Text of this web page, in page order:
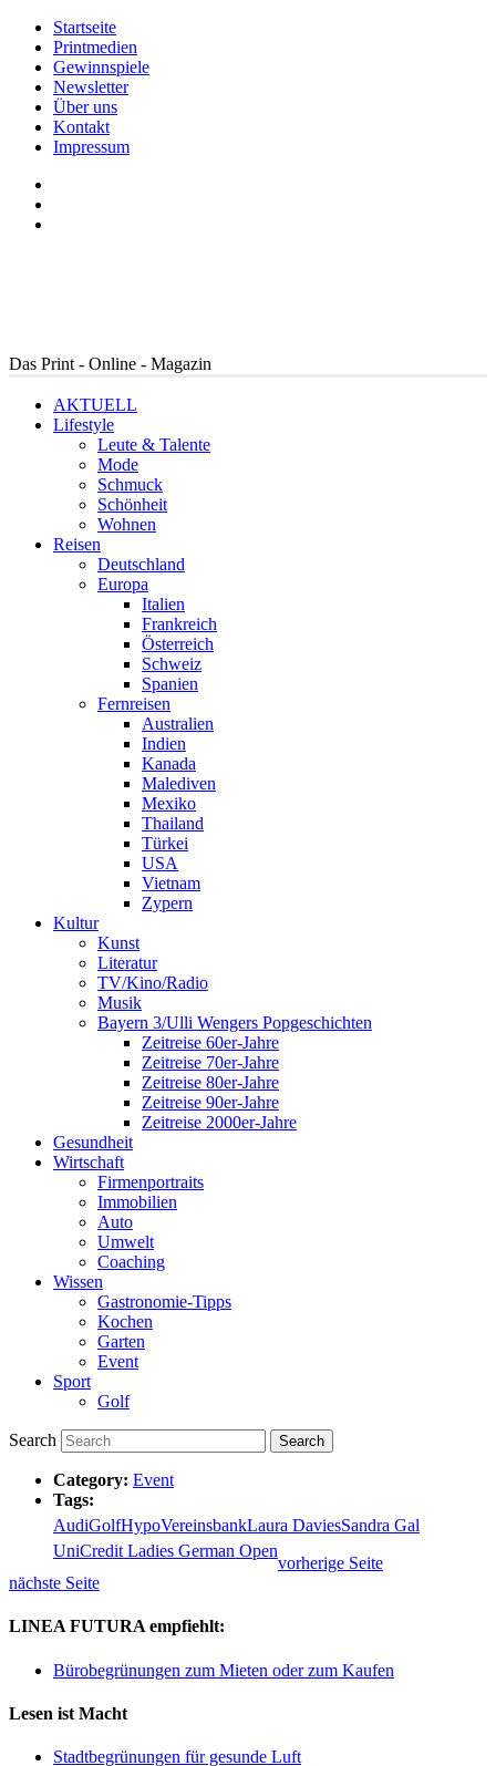
Startseite
Printmedien
Gewinnspiele
Newsletter
Über uns
Kontakt
Impressum
Das Print - Online - Magazin
AKTUELL
Lifestyle
Leute & Talente
Mode
Schmuck
Schönheit
Wohnen
Reisen
Deutschland
Europa
Italien
Frankreich
Österreich
Schweiz
Spanien
Fernreisen
Australien
Indien
Kanada
Malediven
Mexiko
Thailand
Türkei
USA
Vietnam
Zypern
Kultur
Kunst
Literatur
TV/Kino/Radio
Musik
Bayern 3/Ulli Wengers Popgeschichten
Zeitreise 60er-Jahre
Zeitreise 70er-Jahre
Zeitreise 80er-Jahre
Zeitreise 90er-Jahre
Zeitreise 2000er-Jahre
Gesundheit
Wirtschaft
Firmenportraits
Immobilien
Auto
Umwelt
Coaching
Wissen
Gastronomie-Tipps
Kochen
Garten
Event
Sport
Golf
Search
Category: Event
Tags:
AudiGolfHypoVereinsbankLaura DaviesSandra Gal
UniCredit Ladies German Open
vorherige Seite
nächste Seite
LINEA FUTURA empfiehlt:
Bürobegrünungen zum Mieten oder zum Kaufen
Lesen ist Macht
Stadtbegrünungen für gesunde Luft